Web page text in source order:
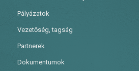
Pályázatok
Vezetőség, tagság
Partnerek
Dokumentumok